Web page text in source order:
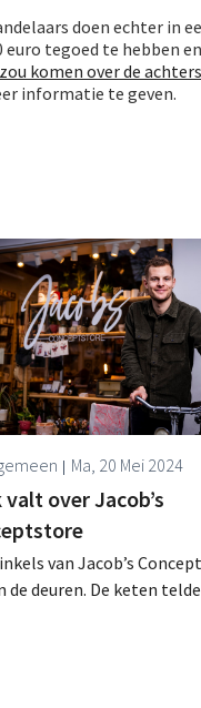
doen echter in
euro tegoed te hebben
komen over de
informatie te geven.
Ma, 20 Mei 2024
valt over Jacob’s
van Jacob’s
de deuren. De keten